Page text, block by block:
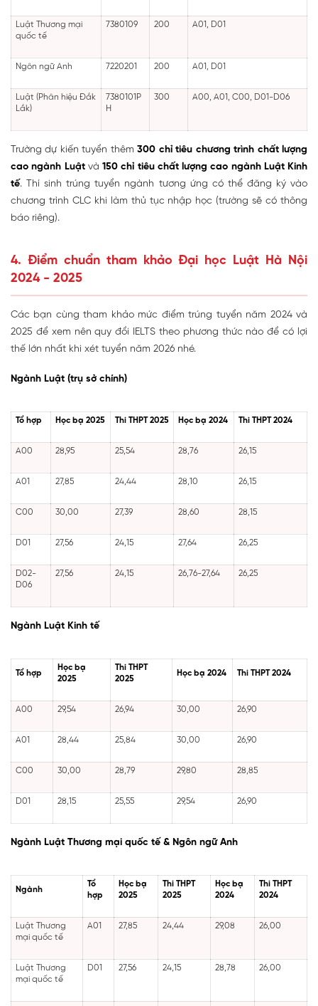
Luật Thương mại
quốc tế
7380109 200 A01, D01
Ngôn ngữ Anh 7220201 200 A01, D01
Luật (Phân hiệu Đắk
Lắk)
7380101P
H
300 A00, A01, C00, D01-D06
Trường dự kiến tuyển thêm300 chỉ tiêu chương trình chất lượng
cao ngành Luậtvà 150 chỉ tiêu chất lượng cao ngành Luật Kinh
tế. Thí sinh trúng tuyển ngành tương ứng có thể đăng ký vào
chương trình CLC khi làm thủ tục nhập học (trường sẽ có thông
báo riêng).
4. Điểm chuẩn tham khảo Đại học Luật Hà Nội
2024 - 2025
Các bạn cùng tham khảo mức điểm trúng tuyển năm 2024 và
2025 để xem nên quy đổi IELTS theo phương thức nào để có lợi
thế lớn nhất khi xét tuyển năm 2026 nhé.
Ngành Luật (trụ sở chính)
Tổ hợp Học bạ 2025 Thi THPT 2025 Học bạ 2024 Thi THPT 2024
A00 28,95 25,54 28,76 26,15
A01 27,85 24,44 28,10 26,15
C00 30,00 27,39 28,60 28,15
D01 27,56 24,15 27,64 26,25
D02-
D06
27,56 24,15 26,76-27,64 26,25
Ngành Luật Kinh tế
Tổ hợp
Học bạ
2025
Thi THPT
2025
Học bạ 2024 Thi THPT 2024
A00 29,54 26,94 30,00 26,90
A01 28,44 25,84 30,00 26,90
C00 30,00 28,79 29,80 28,85
D01 28,15 25,55 29,54 26,90
Ngành Luật Thương mại quốc tế & Ngôn ngữ Anh
Ngành
Tổ
hợp
Học bạ
2025
Thi THPT
2025
Học bạ
2024
Thi THPT
2024
Luật Thương
mại quốc tế
A01 27,85 24,44 29,08 26,00
Luật Thương
mại quốc tế
D01 27,56 24,15 28,78 26,00